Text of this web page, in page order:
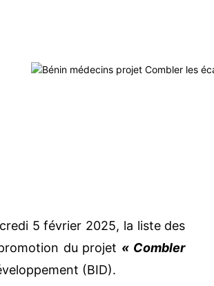
5 février 2025, la liste des
du projet « Combler
(BID).